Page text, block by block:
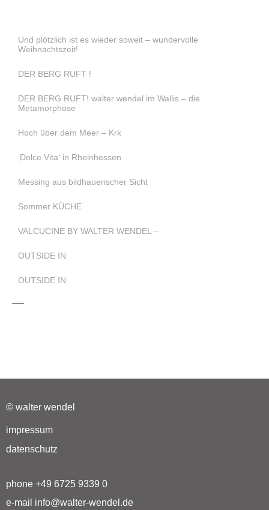
Und plötzlich ist es wieder soweit – wundervolle
Weihnachtszeit!
DER BERG RUFT !
DER BERG RUFT! walter wendel im Wallis – die
Metamorphose
Hoch über dem Meer – Krk
‚Dolce Vita‘ in Rheinhessen
Messing aus bildhauerischer Sicht
Sommer KÜCHE
VALCUCINE BY WALTER WENDEL –
OUTSIDE IN
OUTSIDE IN
© walter wendel
impressum
datenschutz
phone +49 6725 9339 0
e-mail info@walter-wendel.de